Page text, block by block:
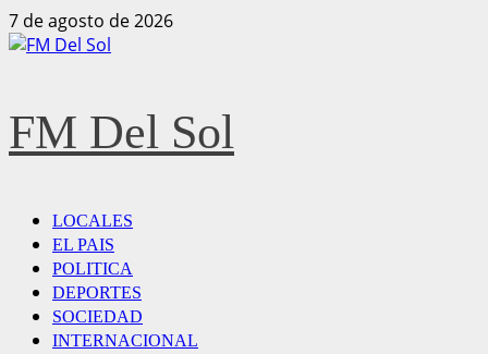
7 de agosto de 2026
FM Del Sol
LOCALES
EL PAIS
POLITICA
DEPORTES
SOCIEDAD
INTERNACIONAL